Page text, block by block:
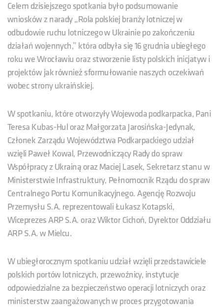
Celem dzisiejszego spotkania było podsumowanie
wniosków z narady „Rola polskiej branży lotniczej w
odbudowie ruchu lotniczego w Ukrainie po zakończeniu
działań wojennych,” która odbyła się 16 grudnia ubiegłego
roku we Wrocławiu oraz stworzenie listy polskich inicjatyw i
projektów jak również sformułowanie naszych oczekiwań
wobec strony ukraińskiej.
W spotkaniu, które otworzyły Wojewoda podkarpacka, Pani
Teresa Kubas-Hul oraz Małgorzata Jarosińska-Jedynak,
Członek Zarządu Województwa Podkarpackiego udział
wzięli Paweł Kowal, Przewodniczący Rady do spraw
Współpracy z Ukrainą oraz Maciej Lasek, Sekretarz stanu w
Ministerstwie Infrastruktury, Pełnomocnik Rządu do spraw
Centralnego Portu Komunikacyjnego. Agencję Rozwoju
Przemysłu S.A. reprezentowali Łukasz Kotapski,
Wiceprezes ARP S.A. oraz Wiktor Cichoń, Dyrektor Oddziału
ARP S.A. w Mielcu.
W ubiegłorocznym spotkaniu udział wzięli przedstawiciele
polskich portów lotniczych, przewoźnicy, instytucje
odpowiedzialne za bezpieczeństwo operacji lotniczych oraz
ministerstw zaangażowanych w proces przygotowania